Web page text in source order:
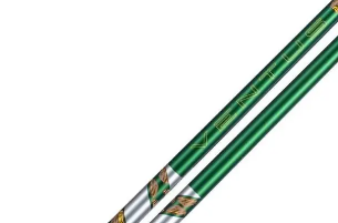
ก้านโม Premium
ไม้กอล์ฟมือสอง Japan
Grips